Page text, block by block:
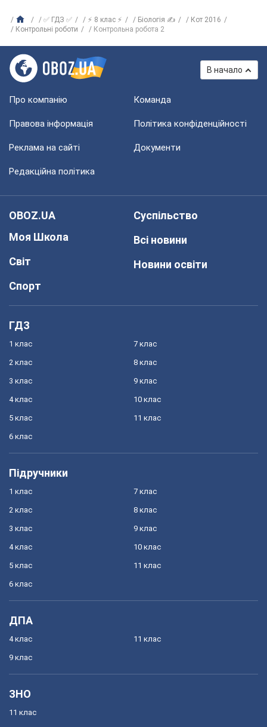
✅ ГДЗ ✅ ⚡ 8 клас ⚡ Біологія ✍
Кот 2016
Контрольні роботи
Контрольна робота 2
В начало
Про компанію Команда
Правова інформація Політика конфіденційності
Реклама на сайті Документи
Редакційна політика
OBOZ.UA
Моя Школа
Світ
Спорт
Суспільство
Всі новини
Новини освіти
ГДЗ
1 клас
2 клас
3 клас
4 клас
5 клас
6 клас
7 клас
8 клас
9 клас
10 клас
11 клас
Підручники
1 клас
2 клас
3 клас
4 клас
5 клас
6 клас
7 клас
8 клас
9 клас
10 клас
11 клас
ДПА
4 клас
9 клас
11 клас
ЗНО
11 клас